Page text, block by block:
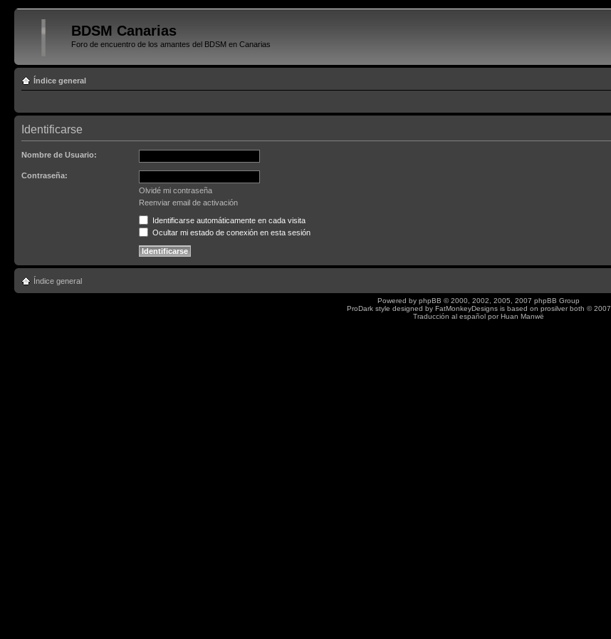
BDSM Canarias
Foro de encuentro de los amantes del BDSM en Canarias
Índice general
Identificarse
Nombre de Usuario:
Contraseña:
Olvidé mi contraseña
Reenviar email de activación
Identificarse automáticamente en cada visita
Ocultar mi estado de conexión en esta sesión
Índice general
Powered by phpBB © 2000, 2002, 2005, 2007 phpBB Group
ProDark style designed by FatMonkeyDesignsis based on prosilverboth © 2007
Traducción al español porHuan Manwë